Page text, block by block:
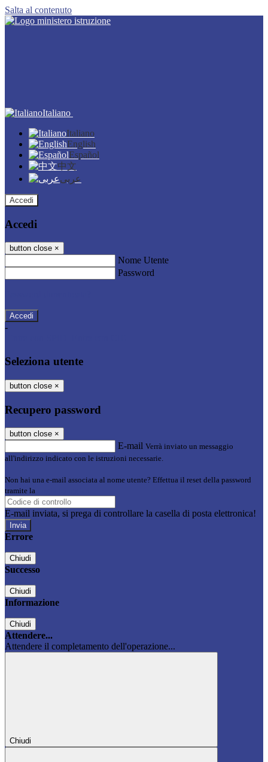
Salta al contenuto
Italiano
Italiano
English
Español
中文
عربى
Accedi
Accedi
button close ×
Nome Utente
Password
-
Seleziona utente
button close ×
Recupero password
button close ×
E-mail Verrà inviato un messaggio
all'indirizzo indicato con le istruzioni necessarie.
Non hai una e-mail associata al nome utente? Effettua il reset della password
tramite la
E-mail inviata, si prega di controllare la casella di posta elettronica!
Errore
Chiudi
Successo
Chiudi
Informazione
Chiudi
Attendere...
Attendere il completamento dell'operazione...
Chiudi